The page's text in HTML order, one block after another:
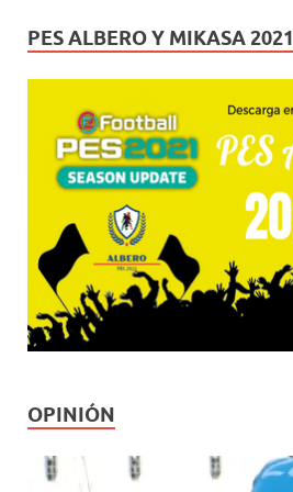
PES ALBERO Y MIKASA 2021
OPINIÓN